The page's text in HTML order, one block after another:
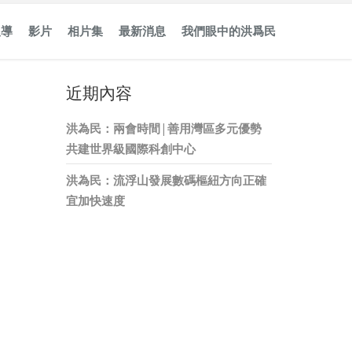
影片 相片集 最新消息 我們眼中的洪爲民
近期內容
洪為民：兩會時間 | 善用灣區多元優勢
共建世界級國際科創中心
洪為民：流浮山發展數碼樞紐方向正確
宜加快速度